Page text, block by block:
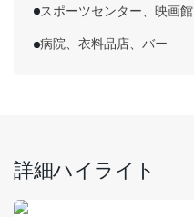
スポーツセンター、映画館
病院、衣料品店、バー
詳細ハイライト